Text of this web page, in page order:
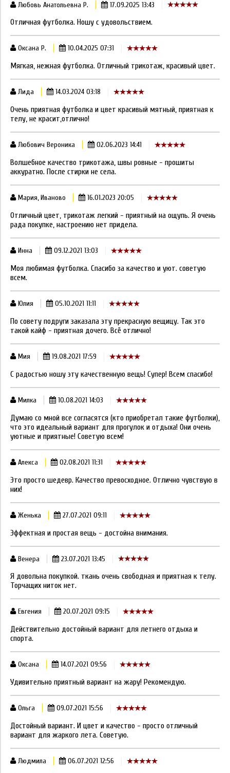
Любовь Анатольевна Р. 17.09.2025 13:43
Отличная футболка. Ношу с удовольствием.
Оксана Р. 10.04.2025 07:31
Мягкая, нежная футболка. Отличный трикотаж, красивый цвет.
Лида 14.03.2024 03:18
Очень приятная футболка и цвет красивый мятный, приятная к
телу, не красит,отлично!
Любович Вероника 02.06.2023 14:41
Волшебное качество трикотажа, швы ровные - прошиты
аккуратно. После стирки не села.
Мария, Иваново 16.01.2023 20:05
Отличный цвет, трикотаж легкий - приятный на ощупь. Я очень
рада покупке, настроению нет придела.
Инна 09.12.2021 13:03
Моя любимая футболка. Спасибо за качество и уют. советую
всем.
Юлия 05.10.2021 11:11
По совету подруги заказала эту прекрасную вещицу. Так это
такой кайф - приятная дочего. Всё отлично!
Мия 19.08.2021 17:59
С радостью ношу эту качественную вещь! Супер! Всем спасибо!
Милка 10.08.2021 14:03
Думаю со мной все согласятся (кто приобретал такие футболки),
что это идеальный вариант для прогулок и отдыха! Они очень
уютные и приятные! Советую всем!
Алекса 02.08.2021 11:31
Это просто шедевр. Качество превосходное. Отлично чувствую в
них!
Женька 27.07.2021 09:11
Эффектная и простая вещь - достойна внимания.
Венера 23.07.2021 13:45
Я довольна покупкой. ткань очень свободная и приятная к телу.
Торчащих ниток нет.
Евгения 20.07.2021 09:15
Действительно достойный вариант для летнего отдыха и
спорта.
Оксана 14.07.2021 09:56
Удивительно приятный вариант на жару! Рекомендую.
Ольга 09.07.2021 15:56
Достойный вариант. И цвет и качество - просто отличный
вариант для жаркого лета. Советую.
Людмила 06.07.2021 12:56